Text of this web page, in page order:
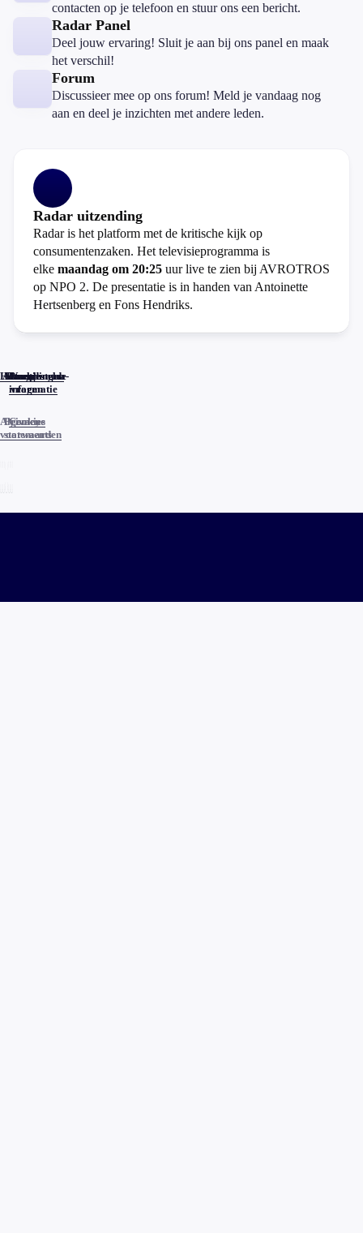
contacten op je telefoon en stuur ons een bericht.
Radar Panel
Deel jouw ervaring! Sluit je aan bij ons panel en maak
het verschil!
Forum
Discussieer mee op ons forum! Meld je vandaag nog
aan en deel je inzichten met andere leden.
Radar uitzending
Radar is het platform met de kritische kijk op
consumentenzaken. Het televisieprogramma is
elke maandag om 20:25 uur live te zien bij AVROTROS
op NPO 2. De presentatie is in handen van Antoinette
Hertsenberg en Fons Hendriks.
Home
Actueel
Uitzendingen
Reacties
Programma-
informatie
Veelgestelde
vragen
Algemene
voorwaarden
Privacy
statements
Cookies